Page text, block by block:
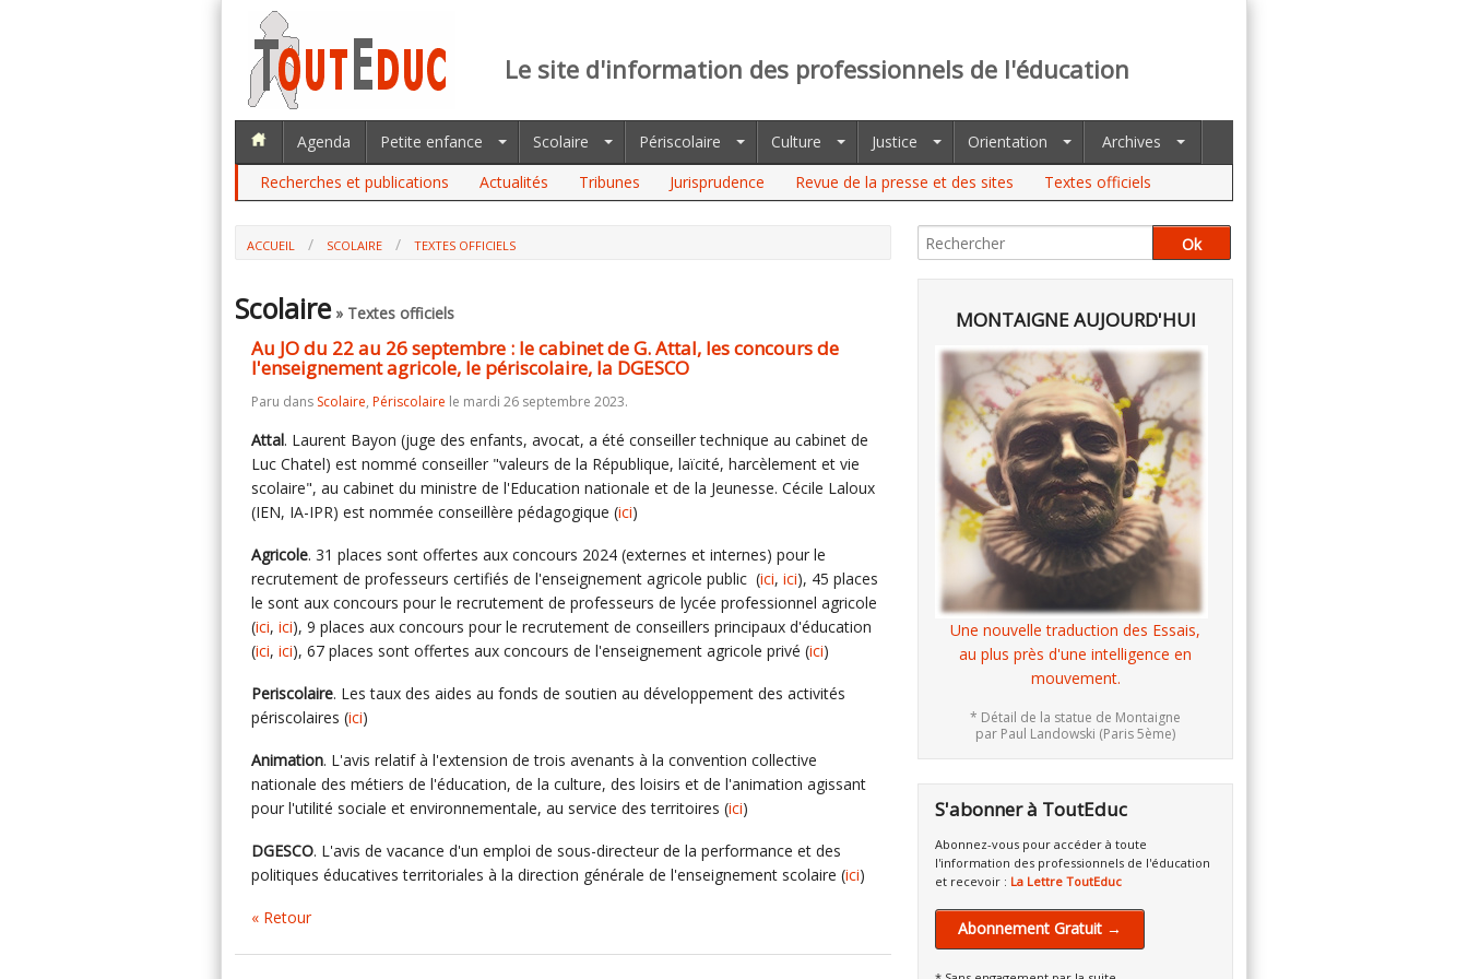
Le site d'information des professionnels de l'éducation
Agenda Petite enfance Scolaire Périscolaire Culture Justice Orientation
Archives
Recherches et publications
Actualités Tribunes Jurisprudence Revue de la presse et des sites Textes officiels
ACCUEIL SCOLAIRE
TEXTES OFFICIELS
AGRICOLE, LE PÉRISCOLAIRE, LA DGESCO
Scolaire» Textes officiels
Au JO du 22 au 26 septembre : le cabinet de G. Attal, les concours de
l'enseignement agricole, le périscolaire, la DGESCO
Paru dans Scolaire, Périscolaire le mardi 26 septembre 2023.
Attal. Laurent Bayon (juge des enfants, avocat, a été conseiller technique au cabinet de
Luc Chatel) est nommé conseiller "valeurs de la République, laïcité, harcèlement et vie
scolaire", au cabinet du ministre de l'Education nationale et de la Jeunesse. Cécile Laloux
(IEN, IA-IPR) est nommée conseillère pédagogique (ici)
Agricole. 31 places sont offertes aux concours 2024 (externes et internes) pour le
recrutement de professeurs certifiés de l'enseignement agricole public (ici, ici), 45 places
le sont aux concours pour le recrutement de professeurs de lycée professionnel agricole
(ici, ici), 9 places aux concours pour le recrutement de conseillers principaux d'éducation
(ici, ici), 67 places sont offertes aux concours de l'enseignement agricole privé (ici)
Periscolaire. Les taux des aides au fonds de soutien au développement des activités
périscolaires (ici)
Animation. L'avis relatif à l'extension de trois avenants à la convention collective
nationale des métiers de l'éducation, de la culture, des loisirs et de l'animation agissant
pour l'utilité sociale et environnementale, au service des territoires (ici)
DGESCO. L'avis de vacance d'un emploi de sous-directeur de la performance et des
politiques éducatives territoriales à la direction générale de l'enseignement scolaire (ici)
« Retour
MONTAIGNE AUJOURD'HUI
Une nouvelle traduction des Essais,
au plus près d'une intelligence en
mouvement.
* Détail de la statue de Montaigne
par Paul Landowski (Paris 5ème)
S'abonner à ToutEduc
Abonnez-vous pour accéder à toute
l'information des professionnels de l'éducation
et recevoir : La Lettre ToutEduc
Abonnement Gratuit →